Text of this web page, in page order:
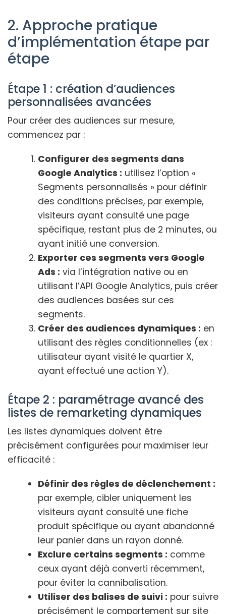
2. Approche pratique
d’implémentation étape par
étape
Étape 1 : création d’audiences
personnalisées avancées
Pour créer des audiences sur mesure,
commencez par :
Configurer des segments dans
Google Analytics : utilisez l’option «
Segments personnalisés » pour définir
des conditions précises, par exemple,
visiteurs ayant consulté une page
spécifique, restant plus de 2 minutes, ou
ayant initié une conversion.
Exporter ces segments vers Google
Ads : via l’intégration native ou en
utilisant l’API Google Analytics, puis créer
des audiences basées sur ces
segments.
Créer des audiences dynamiques : en
utilisant des règles conditionnelles (ex :
utilisateur ayant visité le quartier X,
ayant effectué une action Y).
Étape 2 : paramétrage avancé des
listes de remarketing dynamiques
Les listes dynamiques doivent être
précisément configurées pour maximiser leur
efficacité :
Définir des règles de déclenchement :
par exemple, cibler uniquement les
visiteurs ayant consulté une fiche
produit spécifique ou ayant abandonné
leur panier dans un rayon donné.
Exclure certains segments : comme
ceux ayant déjà converti récemment,
pour éviter la cannibalisation.
Utiliser des balises de suivi : pour suivre
précisément le comportement sur site